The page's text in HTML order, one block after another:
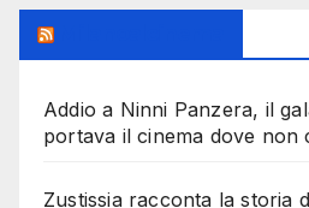
Addio a Ninni Panzera, il
portava il cinema dove non
Zustissia racconta la storia